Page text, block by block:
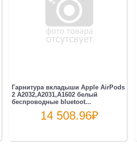
Гарнитура вкладыши Apple AirPods
2 A2032,A2031,A1602 белый
беспроводные bluetoot...
14 508.96₽